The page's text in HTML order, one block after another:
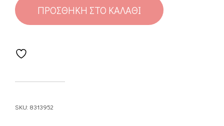
ΠΡΟΣΘΉΚΗ ΣΤΟ ΚΑΛΆΘΙ
SKU: 8313952